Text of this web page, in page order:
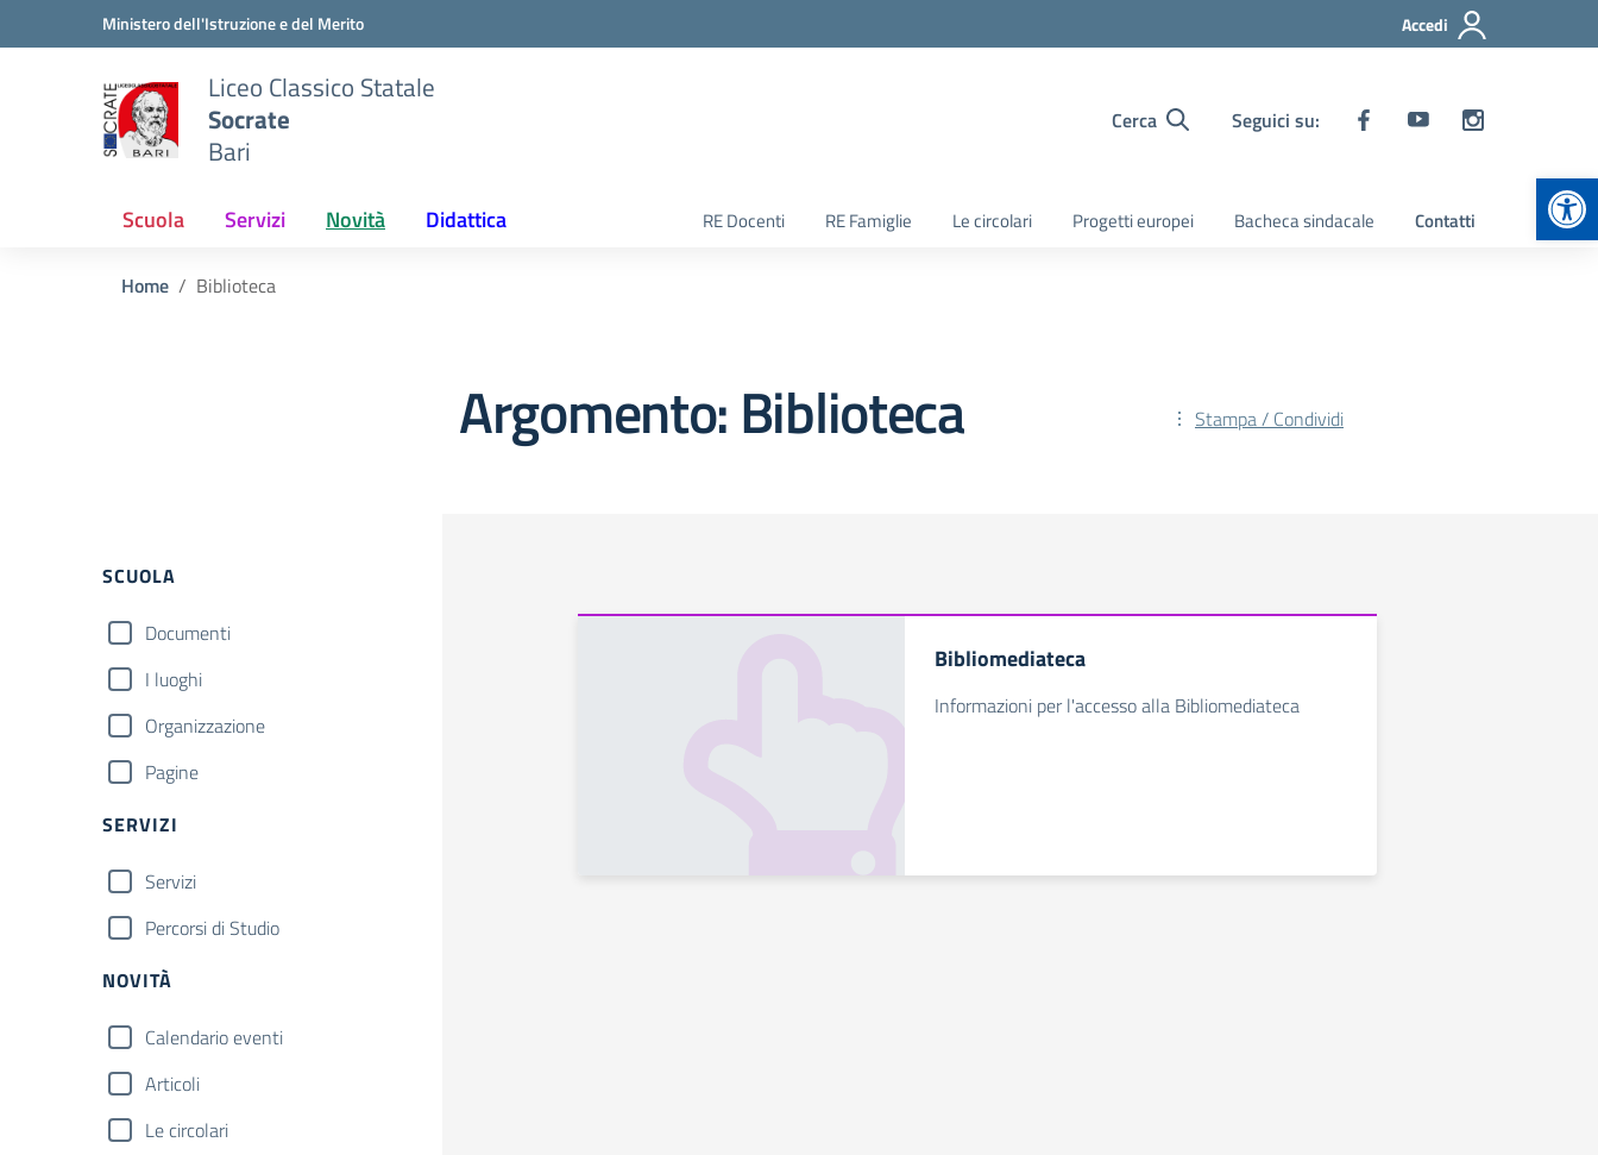
Vai ai contenuti
Vai al menu di navigazioneMinistero dell'Istruzione e del Merito Accedi
Liceo Classico Statale
Socrate
Bari
Cerca Seguici su:
Scuola Servizi Novità Didattica RE Docenti RE Famiglie Le circolari Progetti europei Bacheca sindacale Contatti
Home Biblioteca
Argomento: Biblioteca Stampa / Condividi
Filtri
SCUOLA
Documenti
I luoghi
Organizzazione
Pagine
SERVIZI
Servizi
Percorsi di Studio
NOVITÀ
Calendario eventi
Articoli
Le circolari
Bibliomediateca
Informazioni per l'accesso alla Bibliomediateca